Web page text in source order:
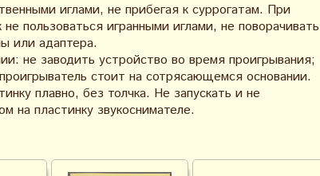
иглами, не прибегая к суррогатам. При
пользоваться игранными иглами, не поворачивать
или адаптера.
не заводить устройство во время проигрывания;
стоит на сотрясающемся основании.
плавно, без толчка. Не запускать и не
на пластинку звукоснимателе.